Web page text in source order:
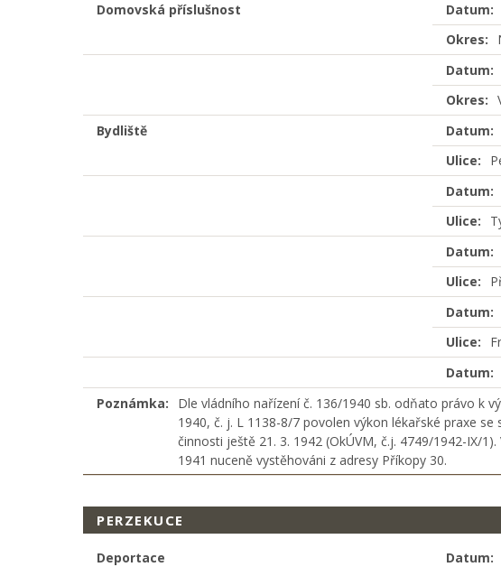
Domovská příslušnost
Datum:
Okres:
Datum:
Okres:
Bydliště
Datum:
Ulice:
Datum:
Ulice:
Datum:
Ulice:
Datum:
Ulice:
Datum:
Poznámka:
Dle vládního nařízení č. 136/1940 sb. odňato právo k
1940, č. j. L 1138-8/7 povolen výkon lékařské praxe
činnosti ještě 21. 3. 1942 (OkÚVM, č.j. 4749/1942-IX/
1941 nuceně vystěhováni z adresy Příkopy 30.
PERZEKUCE
Deportace Datum: